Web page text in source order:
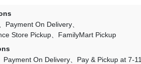
Payment On Delivery
Store Pickup
FamilyMart Pickup
Payment On Delivery
Pay & Pickup at 7-11